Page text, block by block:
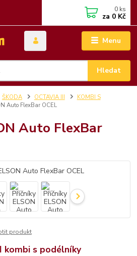
Menu
Hledat
0 ks
za 0 Kč
ŠKODA OCTAVIA III
KOMBI S
Auto FlexBar OCEL
Auto FlexBar
produkt
kombi s podélníky